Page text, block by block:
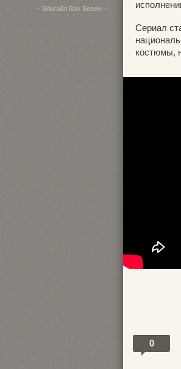
– Эбигайл Ван Берен –
Сериал
костюмы,
0